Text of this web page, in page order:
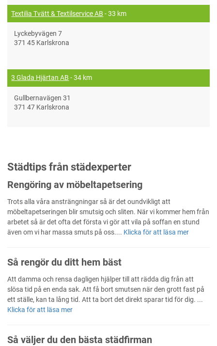
Textilia Tvätt & Textilservice AB - 33 km
Lyckebyvägen 7
371 45 Karlskrona
3 Glada Hjärtan AB - 34 km
Gullbernavägen 31
371 47 Karlskrona
Städtips från städexperter
Rengöring av möbeltapetsering
Trots alla våra ansträngningar så är det oundvikligt att
möbeltapetseringen blir smutsig och sliten. När vi kommer hem från
arbetet så är det ofta det första vi gör att vila på soffan en stund
även om vi har massa smuts på oss.... Klicka för att läsa mer
Så rengör du ditt hem bäst
Att damma och rensa dagligen hjälper till att rädda dig från att
slösa tid på en enda sak. Att få bort smutsen när den grott fast på
ett ställe, kan ta lång tid. Att ta bort det direkt sparar tid för dig. ...
Klicka för att läsa mer
Så väljer du den bästa städfirman